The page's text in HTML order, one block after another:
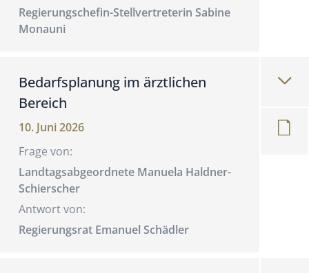
Regierungschefin-Stellvertreterin Sabine
Monauni
Bedarfsplanung im ärztlichen
Bereich
10. Juni 2026
Frage von:
Landtagsabgeordnete Manuela Haldner-
Schierscher
Antwort von:
Regierungsrat Emanuel Schädler